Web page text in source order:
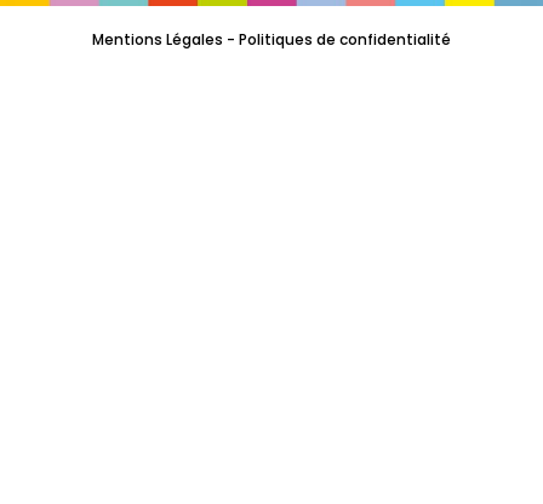
Mentions Légales - Politiques de confidentialité